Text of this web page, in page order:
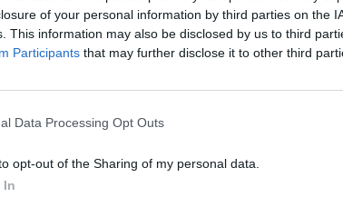
of your personal information by third parties on the
This information may also be disclosed by us to third
Participants that may further disclose it to other third
Data Processing Opt Outs
opt-out of the Sharing of my personal data.
In
League? Dit zijn de belangrijke data
terugkeer: NEC onderzoekt komst van Ajax-icoon